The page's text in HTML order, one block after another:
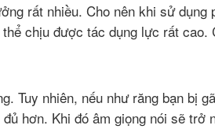
rất nhiều. Cho nên khi sử
chịu được tác dụng lực rất cao.
Tuy nhiên, nếu như răng bạn bị
hơn. Khi đó âm giọng nói sẽ trở